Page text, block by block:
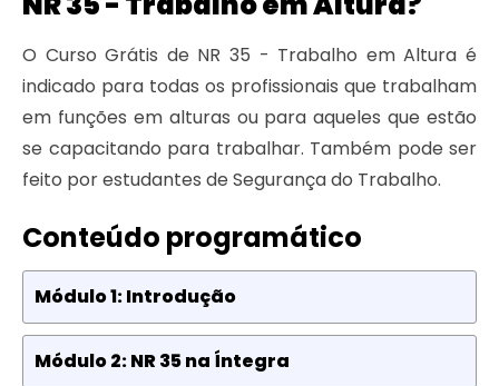
O Curso Grátis de NR 35 - Trabalho em Altura é
indicado para todas os profissionais que trabalham
em funções em alturas ou para aqueles que estão
se capacitando para trabalhar. Também pode ser
feito por estudantes de Segurança do Trabalho.
Conteúdo programático
Módulo 1: Introdução
Módulo 2: NR 35 na Íntegra